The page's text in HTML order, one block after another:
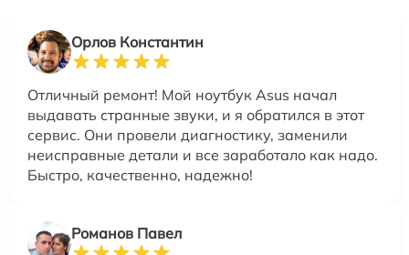
Орлов Константин
Отличный ремонт! Мой ноутбук Asus начал
выдавать странные звуки, и я обратился в этот
сервис. Они провели диагностику, заменили
неисправные детали и все заработало как надо.
Быстро, качественно, надежно!
Романов Павел